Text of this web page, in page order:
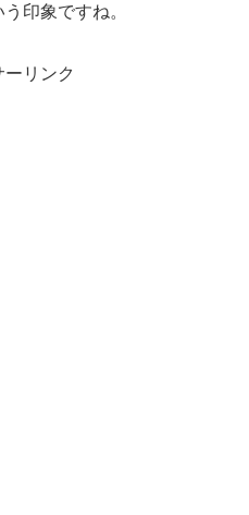
印象ですね。
ーリンク